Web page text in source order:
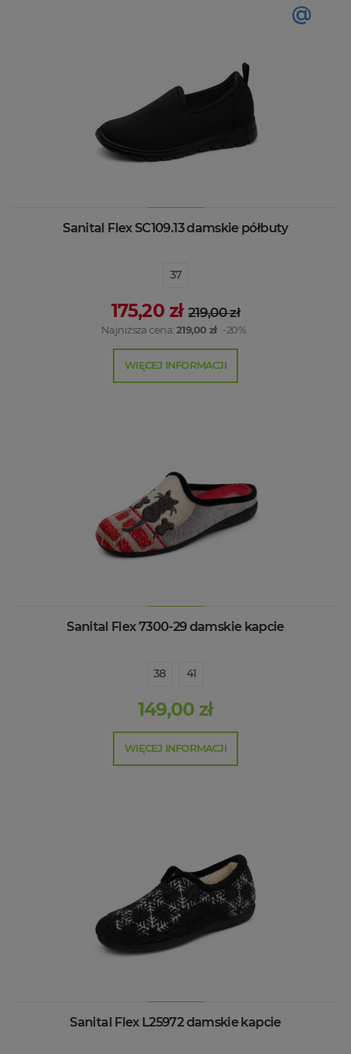
@
Sanital Flex SC109.13 damskie półbuty
37
175,20 zł 219,00 zł
Najniższa cena:219,00 zł -20%
WIĘCEJ INFORMACJI
Sanital Flex 7300-29 damskie kapcie
38 41
149,00 zł
WIĘCEJ INFORMACJI
Sanital Flex L25972 damskie kapcie